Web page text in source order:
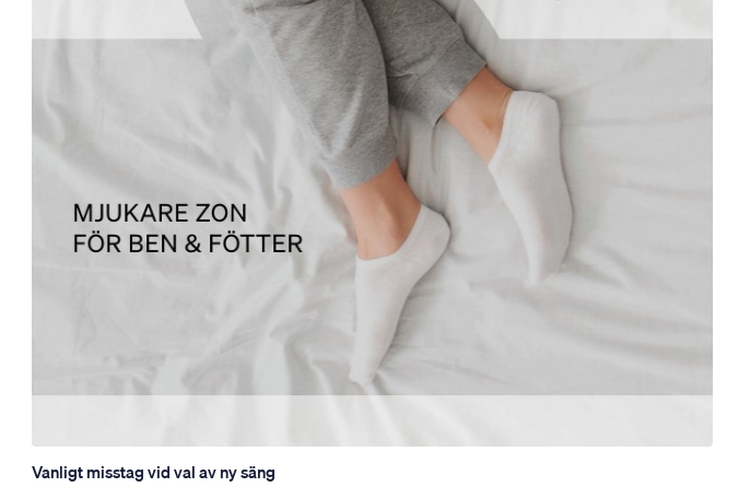
Vanligt misstag vid val av ny säng